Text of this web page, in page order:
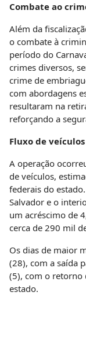
Combate ao
Além da
o combate à
período do
crimes diversos,
crime de
com abordagens
resultaram na
reforçando a
Fluxo de
A operação
de veículos,
federais do
Salvador e o
um acréscimo de
cerca de 290 mil
Os dias de maior
(28), com a saída
(5), com o retorno
estado.